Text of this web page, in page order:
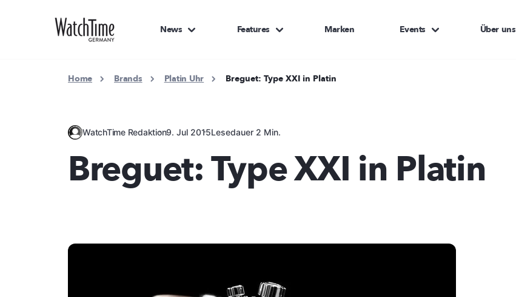
News Features Marken Events Über uns
Home Brands Platin Uhr Breguet: Type XXI in Platin
WatchTime Redaktion9. Jul 2015Lesedauer 2 Min.
Breguet: Type XXI in Platin